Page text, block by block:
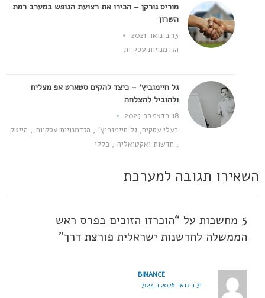
מוריס גורקן – הכירו את רצועת הנופש במערב רמת
השרון
13 בינואר 2021
הזדמנויות עסקיות
גל חיימוביץ' – כיצד להקים סטארט אפ מצליח
ולהוביל להצלחה
18 בדצמבר 2025
בעלי עסקים,גל חיימוביץ' , הזדמנויות עסקיות , הייטק
, חדשות ואקטואליה , כללי
השאירו תגובה למערכת
5 מחשבות על “הוכרזו הזוכים בפרס ראש
הממשלה לחדשנות ישראלית פורצת דרך”
BINANCE
31 בינואר 2026 ב 3:24